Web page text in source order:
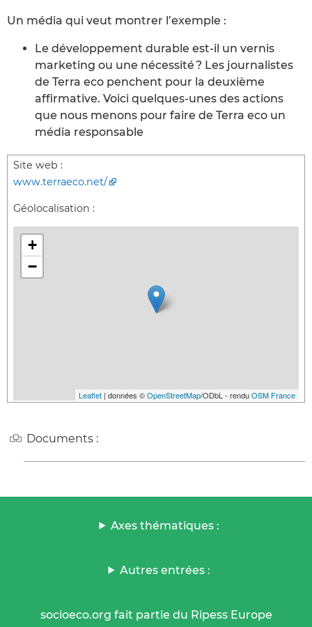
Un média qui veut montrer l’exemple :
Le développement durable est-il un vernis
marketing ou une nécessité ? Les journalistes
de Terra eco penchent pour la deuxième
affirmative. Voici quelques-unes des actions
que nous menons pour faire de Terra eco un
média responsable
Site web :
www.terraeco.net/
Géolocalisation :
+
−
Leaflet | données ©OpenStreetMap/ODbL - renduOSM France
Documents :
Axes thématiques :
Autres entrées :
socioeco.org fait partie du Ripess Europe